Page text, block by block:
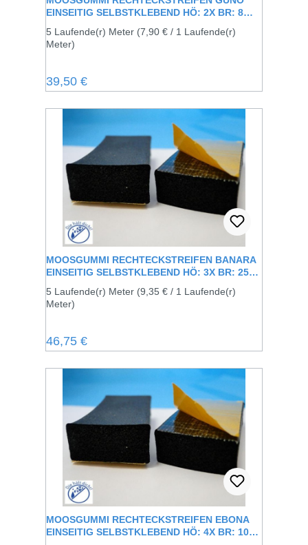
EINSEITIG SELBSTKLEBEND HÖ: 2X BR: 8
5 Laufende(r) Meter (7,90 € / 1 Laufende(r)
Meter)
Regulärer Preis:
39,50 €
MOOSGUMMI RECHTECKSTREIFEN BANARA
EINSEITIG SELBSTKLEBEND HÖ: 3X BR: 25
5 Laufende(r) Meter (9,35 € / 1 Laufende(r)
Meter)
Regulärer Preis:
46,75 €
MOOSGUMMI RECHTECKSTREIFEN EBONA
EINSEITIG SELBSTKLEBEND HÖ: 4X BR: 10